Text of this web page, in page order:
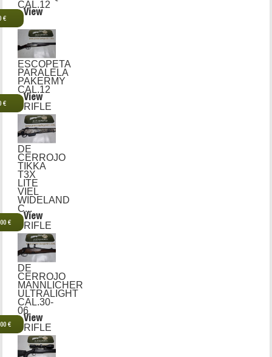
CAL.12
€
View
ESCOPETA
PARALELA
PAKERMY
CAL.12
€
View
RIFLE
DE
CERROJO
TIKKA
T3X
LITE
VIEL
WIDELAND
C...
€
View
RIFLE
DE
CERROJO
MANNLICHER
ULTRALIGHT
CAL.30-
06
€
View
RIFLE